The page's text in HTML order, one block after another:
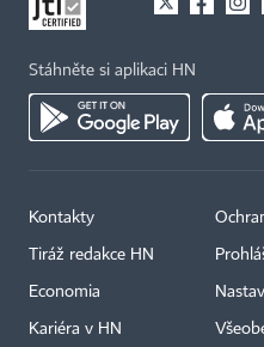
Stáhněte si aplikaci HN
Kontakty
Tiráž redakce HN
Economia
Kariéra v HN